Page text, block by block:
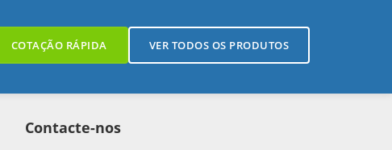
COTAÇÃO RÁPIDA VER TODOS OS PRODUTOS
Contacte-nos